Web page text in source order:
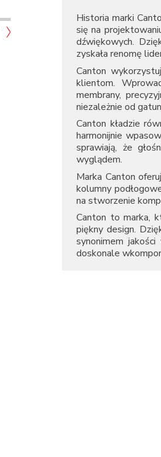
Historia marki
się na
dźwiękowych.
zyskała renomę
Canton
klientom.
membrany,
niezależnie od
Canton kładzie
harmonijnie
sprawiają, że
wyglądem.
Marka Canton
kolumny
na stworzenie
Canton to marka,
piękny design.
synonimem
doskonale